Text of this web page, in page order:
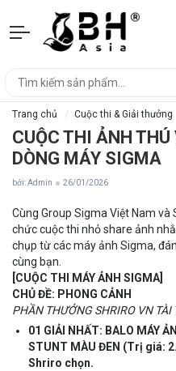
Trang chủ Cuộc thi & Giải thưởng
CUỘC THI ẢNH
DÒNG MÁY SIGMA
bởi: Admin 26/01/2026
Cùng Group Sigma Việt Nam
chức cuộc thi nhỏ share ảnh
chụp từ các máy ảnh Sigma,
cùng bạn.
[CUỘC THI MÁY ẢNH SIGMA]
CHỦ ĐỀ: PHONG CẢNH
PHẦN THƯỞNG SHRIRO VN TÀI
01 GIẢI NHẤT: BALO MÁY
STUNT MÀU ĐEN (Trị giá:
Shriro chọn.